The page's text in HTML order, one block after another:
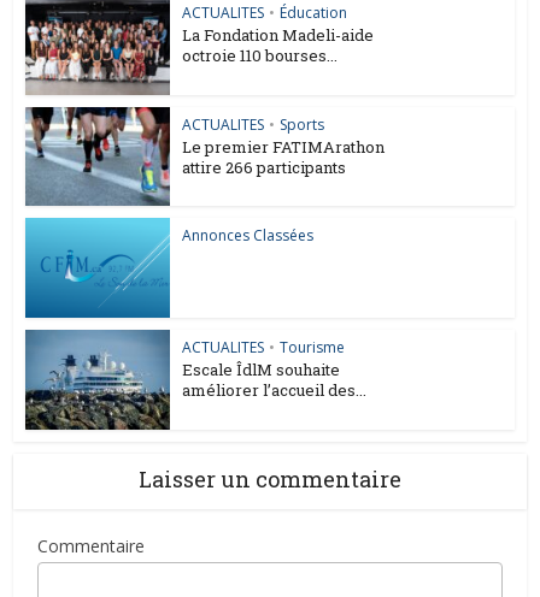
ACTUALITES • Éducation
La Fondation Madeli-aide
octroie 110 bourses...
ACTUALITES • Sports
Le premier FATIMArathon
attire 266 participants
Annonces Classées
ACTUALITES • Tourisme
Escale ÎdlM souhaite
améliorer l’accueil des...
Laisser un commentaire
Commentaire